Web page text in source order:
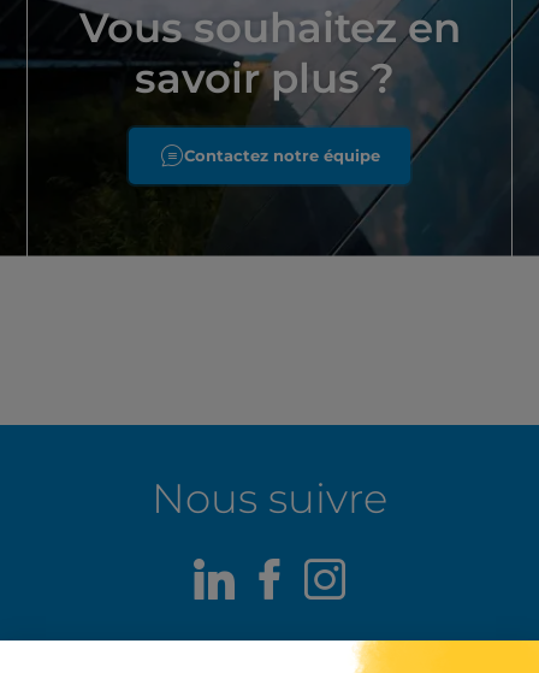
Vous souhaitez en
savoir plus ?
Contactez notre équipe
Nous suivre
LinkedIn
Facebook
Instagram